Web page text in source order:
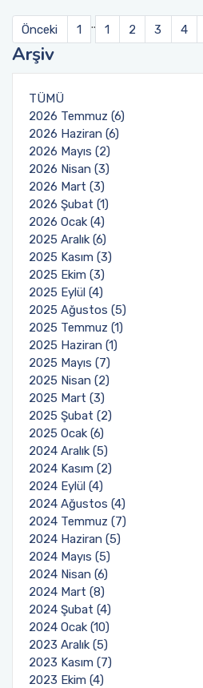
Önceki 1 .. 1 2 3 4
Arşiv
TÜMÜ
2026 Temmuz (6)
2026 Haziran (6)
2026 Mayıs (2)
2026 Nisan (3)
2026 Mart (3)
2026 Şubat (1)
2026 Ocak (4)
2025 Aralık (6)
2025 Kasım (3)
2025 Ekim (3)
2025 Eylül (4)
2025 Ağustos (5)
2025 Temmuz (1)
2025 Haziran (1)
2025 Mayıs (7)
2025 Nisan (2)
2025 Mart (3)
2025 Şubat (2)
2025 Ocak (6)
2024 Aralık (5)
2024 Kasım (2)
2024 Eylül (4)
2024 Ağustos (4)
2024 Temmuz (7)
2024 Haziran (5)
2024 Mayıs (5)
2024 Nisan (6)
2024 Mart (8)
2024 Şubat (4)
2024 Ocak (10)
2023 Aralık (5)
2023 Kasım (7)
2023 Ekim (4)